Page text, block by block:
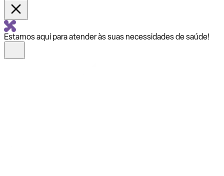
Estamos aqui para atender às suas necessidades de saúde!